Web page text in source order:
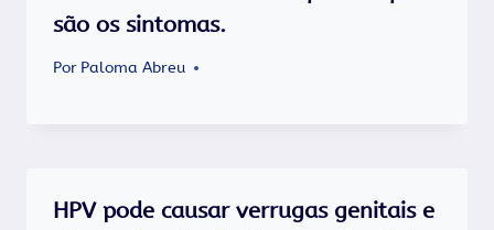
são os sintomas.
Por Paloma Abreu
HPV pode causar verrugas genitais e